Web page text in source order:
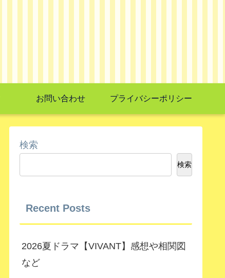
お問い合わせ プライバシーポリシー
検索
検索
Recent Posts
2026夏ドラマ【VIVANT】感想や相関図
など